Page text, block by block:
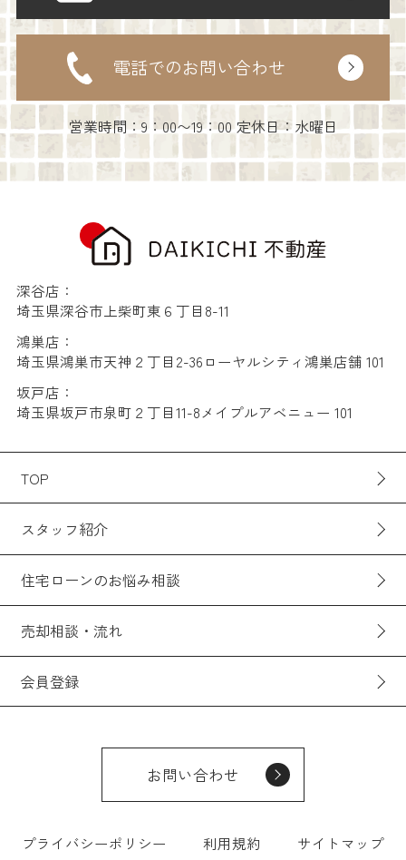
電話でのお問い合わせ
営業時間：9：00〜19：00 定休日：水曜日
深谷店：
埼玉県深谷市上柴町東６丁目8-11
鴻巣店：
埼玉県鴻巣市天神２丁目2-36ローヤルシティ鴻巣店舗 101
坂戸店：
埼玉県坂戸市泉町２丁目11-8メイプルアベニュー 101
TOP
スタッフ紹介
住宅ローンのお悩み相談
売却相談・流れ
会員登録
お問い合わせ
プライバシーポリシー 利用規約 サイトマップ